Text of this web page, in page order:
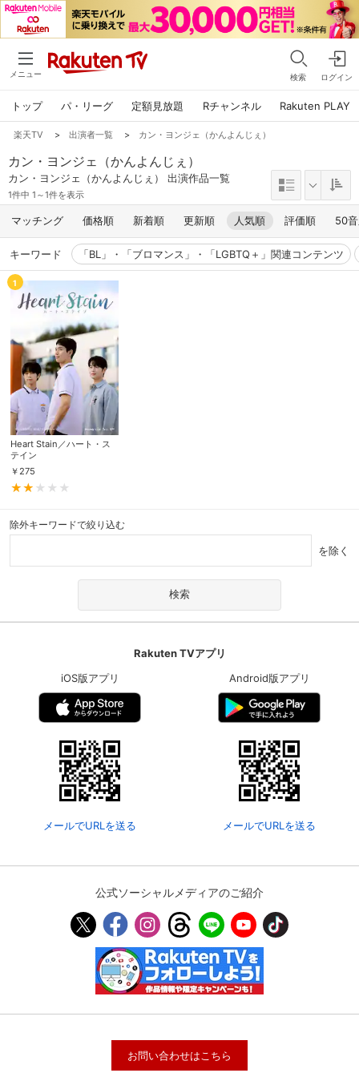
メニュー 検索 ログイン
トップ パ・リーグ 定額見放題 Rチャンネル Rakuten PLAY
楽天TV > 出演者一覧 > カン・ヨンジェ（かんよんじぇ）
カン・ヨンジェ（かんよんじぇ）
カン・ヨンジェ（かんよんじぇ） 出演作品一覧
1件中 1～1件を表示
マッチング 価格順 新着順 更新順 人気順 評価順 50
キーワード 「BL」・「ブロマンス」・「LGBTQ＋」関連コンテンツ
1
Heart Stain／ハート・ス
テイン
￥ 275
除外キーワードで絞り込む
を除く
Rakuten TVアプリ
iOS版アプリ
メールでURLを送る
Android版アプリ
メールでURLを送る
公式ソーシャルメディアのご紹介
お問い合わせはこちら